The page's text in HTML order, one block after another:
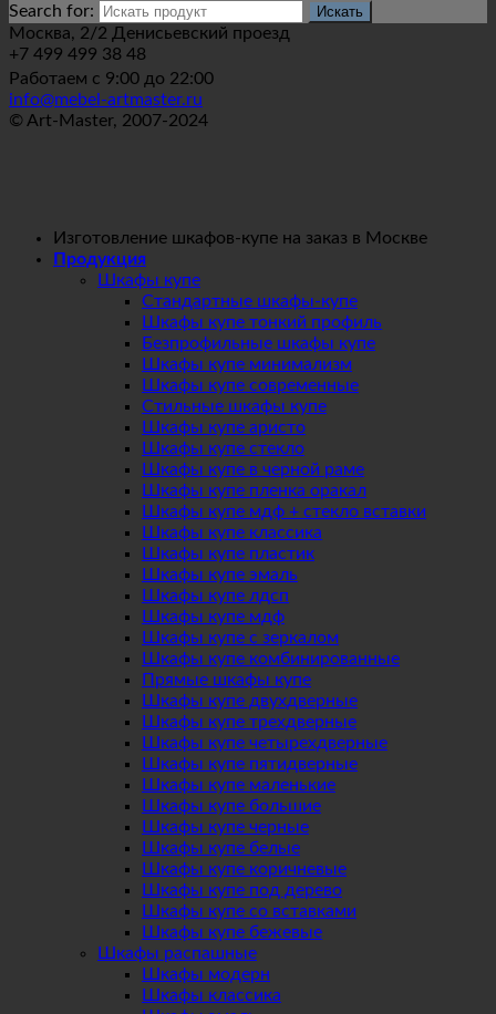
Search for:
Москва, 2/2 Денисьевский проезд
+7 499 499 38 48
Работаем с 9:00 до 22:00
info@mebel-artmaster.ru
© Art-Master, 2007-2024
Изготовление шкафов-купе на заказ в Москве
Продукция
Шкафы купе
Стандартные шкафы-купе
Шкафы купе тонкий профиль
Безпрофильные шкафы купе
Шкафы купе минимализм
Шкафы купе современные
Стильные шкафы купе
Шкафы купе аристо
Шкафы купе стекло
Шкафы купе в черной раме
Шкафы купе пленка оракал
Шкафы купе мдф + стекло вставки
Шкафы купе классика
Шкафы купе пластик
Шкафы купе эмаль
Шкафы купе лдсп
Шкафы купе мдф
Шкафы купе с зеркалом
Шкафы купе комбинированные
Прямые шкафы купе
Шкафы купе двухдверные
Шкафы купе трехдверные
Шкафы купе четырехдверные
Шкафы купе пятидверные
Шкафы купе маленькие
Шкафы купе большие
Шкафы купе черные
Шкафы купе белые
Шкафы купе коричневые
Шкафы купе под дерево
Шкафы купе со вставками
Шкафы купе бежевые
Шкафы распашные
Шкафы модерн
Шкафы классика